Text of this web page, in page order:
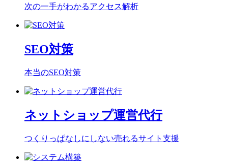
次の一手がわかるアクセス解析
SEO対策
本当のSEO対策
ネットショップ運営代行
つくりっぱなしにしない売れるサイト支援